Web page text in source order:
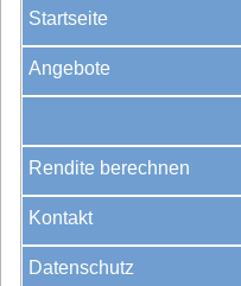
Startseite
Angebote
Rendite berechnen
Kontakt
Datenschutz